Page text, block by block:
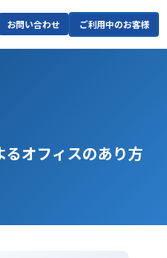
お問い合わせ ご利用中のお客様
るオフィスのあり方